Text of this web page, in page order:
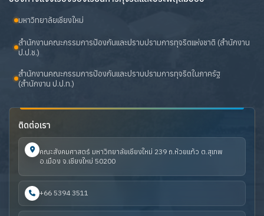
มหาวิทยาลัยเชียงใหม่
สำนักงานคณะกรรมการป้องกันและปราบปรามการทุจริตแห่งชาติ (สำนักงาน
ป.ป.ช.)
สำนักงานคณะกรรมการป้องกันและปราบปรามการทุจริตในภาครัฐ
(สำนักงาน ป.ป.ท.)
ติดต่อเรา
คณะสังคมศาสตร์ มหาวิทยาลัยเชียงใหม่ 239 ถ.ห้วยแก้ว ต.สุเทพ
อ.เมือง จ.เชียงใหม่ 50200
+66 5394 3511